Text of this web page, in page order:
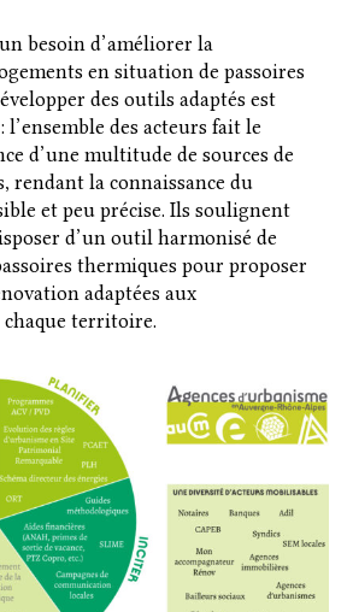
besoin d’améliorer la
en situation de passoires
des outils adaptés est
des acteurs fait le
d’une multitude de sources de
rendant la connaissance du
et peu précise. Ils soulignent
d’un outil harmonisé de
thermiques pour proposer
adaptées aux
chaque territoire.